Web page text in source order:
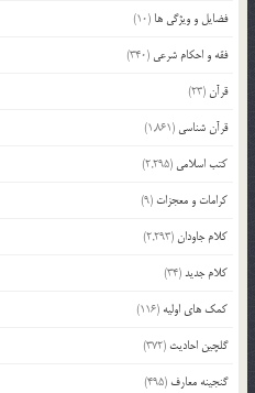
فضایل و ویژگی ها (10)
فقه و احکام شرعی (340)
قرآن(23)
قرآن شناسی (1,861)
کتب اسلامی (2,295)
کرامات و معجزات (9)
کلام جاودان(2,293)
کلام جدید(34)
کمک های اولیه (116)
گلچین احادیث (372)
گنجینه معارف (495)